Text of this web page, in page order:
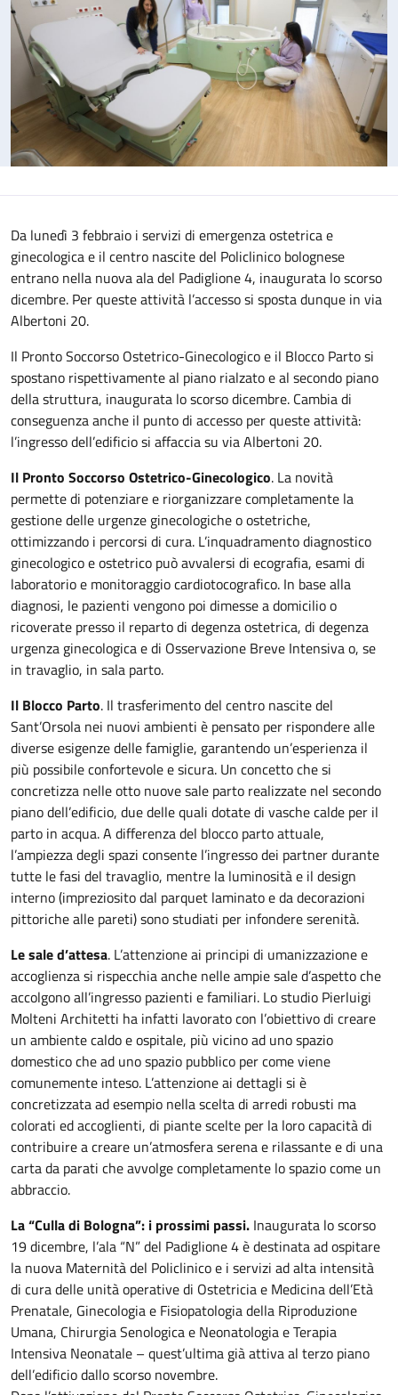
Da lunedì 3 febbraio i servizi di emergenza ostetrica e
ginecologica e il centro nascite del Policlinico bolognese
entrano nella nuova ala del Padiglione 4, inaugurata lo scorso
dicembre. Per queste attività l’accesso si sposta dunque in via
Albertoni 20.
Il Pronto Soccorso Ostetrico-Ginecologico e il Blocco Parto si
spostano rispettivamente al piano rialzato e al secondo piano
della struttura, inaugurata lo scorso dicembre. Cambia di
conseguenza anche il punto di accesso per queste attività:
l’ingresso dell’edificio si affaccia su via Albertoni 20.
Il Pronto Soccorso Ostetrico-Ginecologico. La novità
permette di potenziare e riorganizzare completamente la
gestione delle urgenze ginecologiche o ostetriche,
ottimizzando i percorsi di cura. L’inquadramento diagnostico
ginecologico e ostetrico può avvalersi di ecografia, esami di
laboratorio e monitoraggio cardiotocografico. In base alla
diagnosi, le pazienti vengono poi dimesse a domicilio o
ricoverate presso il reparto di degenza ostetrica, di degenza
urgenza ginecologica e di Osservazione Breve Intensiva o, se
in travaglio, in sala parto.
Il Blocco Parto. Il trasferimento del centro nascite del
Sant’Orsola nei nuovi ambienti è pensato per rispondere alle
diverse esigenze delle famiglie, garantendo un’esperienza il
più possibile confortevole e sicura. Un concetto che si
concretizza nelle otto nuove sale parto realizzate nel secondo
piano dell’edificio, due delle quali dotate di vasche calde per il
parto in acqua. A differenza del blocco parto attuale,
l’ampiezza degli spazi consente l’ingresso dei partner durante
tutte le fasi del travaglio, mentre la luminosità e il design
interno (impreziosito dal parquet laminato e da decorazioni
pittoriche alle pareti) sono studiati per infondere serenità.
Le sale d’attesa. L’attenzione ai principi di umanizzazione e
accoglienza si rispecchia anche nelle ampie sale d’aspetto che
accolgono all’ingresso pazienti e familiari. Lo studio Pierluigi
Molteni Architetti ha infatti lavorato con l’obiettivo di creare
un ambiente caldo e ospitale, più vicino ad uno spazio
domestico che ad uno spazio pubblico per come viene
comunemente inteso. L’attenzione ai dettagli si è
concretizzata ad esempio nella scelta di arredi robusti ma
colorati ed accoglienti, di piante scelte per la loro capacità di
contribuire a creare un’atmosfera serena e rilassante e di una
carta da parati che avvolge completamente lo spazio come un
abbraccio.
La “Culla di Bologna”: i prossimi passi. Inaugurata lo scorso
19 dicembre, l’ala “N” del Padiglione 4 è destinata ad ospitare
la nuova Maternità del Policlinico e i servizi ad alta intensità
di cura delle unità operative di Ostetricia e Medicina dell’Età
Prenatale, Ginecologia e Fisiopatologia della Riproduzione
Umana, Chirurgia Senologica e Neonatologia e Terapia
Intensiva Neonatale – quest’ultima già attiva al terzo piano
dell’edificio dallo scorso novembre.